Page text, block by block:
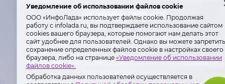
+7 (8482) 600-600
Лиц. Мин. связи РФ №№ 146977, 155342.
Политика ООО «ИнфоЛада» в отношении обработки
Уведомление об использовании файлов cookie
ООО «ИнфоЛада» использует файлы cookie. Продолжая
работу с infolada.ru, вы подтверждаете использование сайтом
сооkiеѕ вашего браузера, которые помогают нам делать этот
сайт удобнее для пользователей. Однако вы можете запретить
сохранение определенных файлов cookie в настройках своего
браузера, либо на странице «Уведомление об использовании
файлов cookie».
Обработка данных пользователей осуществляется в